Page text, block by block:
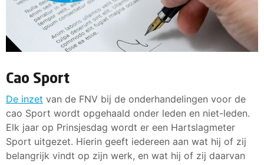
Cao Sport
De inzet van de FNV bij de onderhandelingen voor de
cao Sport wordt opgehaald onder leden en niet-leden.
Elk jaar op Prinsjesdag wordt er een Hartslagmeter
Sport uitgezet. Hierin geeft iedereen aan wat hij of zij
belangrijk vindt op zijn werk, en wat hij of zij daarvan